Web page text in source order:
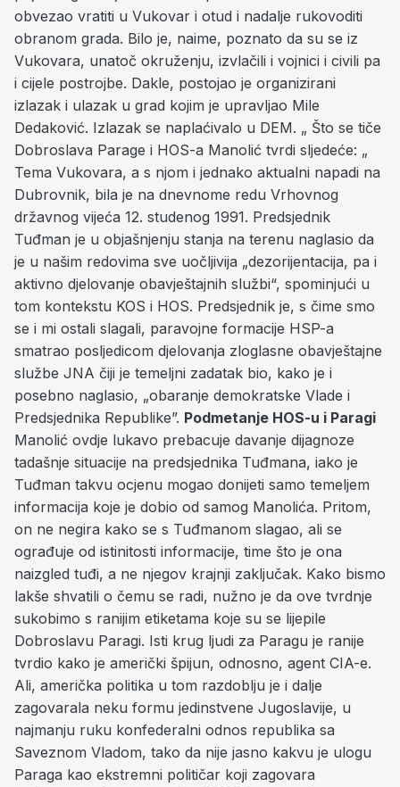
obvezao vratiti u Vukovar i otud i nadalje rukovoditi
obranom grada. Bilo je, naime, poznato da su se iz
Vukovara, unatoč okruženju, izvlačili i vojnici i civili pa
i cijele postrojbe. Dakle, postojao je organizirani
izlazak i ulazak u grad kojim je upravljao Mile
Dedaković. Izlazak se naplaćivalo u DEM. „ Što se tiče
Dobroslava Parage i HOS-a Manolić tvrdi sljedeće: „
Tema Vukovara, a s njom i jednako aktualni napadi na
Dubrovnik, bila je na dnevnome redu Vrhovnog
državnog vijeća 12. studenog 1991. Predsjednik
Tuđman je u objašnjenju stanja na terenu naglasio da
je u našim redovima sve uočljivija „dezorijentacija, pa i
aktivno djelovanje obavještajnih službi“, spominjući u
tom kontekstu KOS i HOS. Predsjednik je, s čime smo
se i mi ostali slagali, paravojne formacije HSP-a
smatrao posljedicom djelovanja zloglasne obavještajne
službe JNA čiji je temeljni zadatak bio, kako je i
posebno naglasio, „obaranje demokratske Vlade i
Predsjednika Republike”. Podmetanje HOS-u i Paragi
Manolić ovdje lukavo prebacuje davanje dijagnoze
tadašnje situacije na predsjednika Tuđmana, iako je
Tuđman takvu ocjenu mogao donijeti samo temeljem
informacija koje je dobio od samog Manolića. Pritom,
on ne negira kako se s Tuđmanom slagao, ali se
ograđuje od istinitosti informacije, time što je ona
naizgled tuđi, a ne njegov krajnji zaključak. Kako bismo
lakše shvatili o čemu se radi, nužno je da ove tvrdnje
sukobimo s ranijim etiketama koje su se lijepile
Dobroslavu Paragi. Isti krug ljudi za Paragu je ranije
tvrdio kako je američki špijun, odnosno, agent CIA-e.
Ali, američka politika u tom razdoblju je i dalje
zagovarala neku formu jedinstvene Jugoslavije, u
najmanju ruku konfederalni odnos republika sa
Saveznom Vladom, tako da nije jasno kakvu je ulogu
Paraga kao ekstremni političar koji zagovara